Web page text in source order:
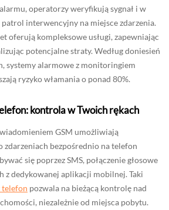
operatorzy weryfikują sygnał i w
patrol interwencyjny na miejsce zdarzenia.
oferują kompleksowe usługi, zapewniając
potencjalne straty. Według doniesień
systemy alarmowe z monitoringiem
ryzyko włamania o ponad 80%.
kontrola w Twoich rękach
GSM umożliwiają
zdarzeniach bezpośrednio na telefon
się poprzez SMS, połączenie głosowe
z dedykowanej aplikacji mobilnej. Taki
telefon pozwala na bieżącą kontrolę nad
niezależnie od miejsca pobytu.